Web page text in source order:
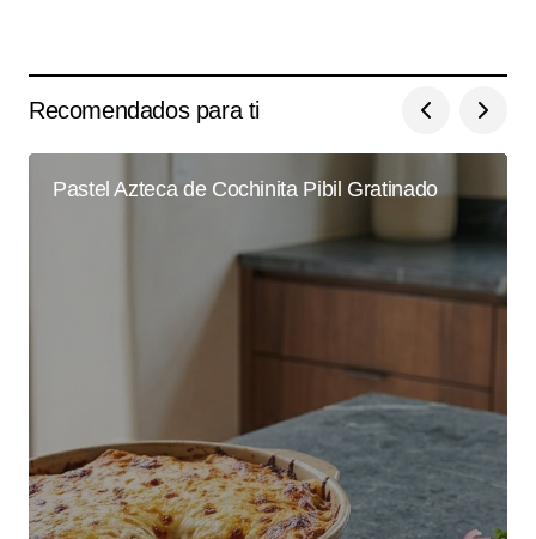
Recomendados para ti
Pastel Azteca de Cochinita Pibil Gratinado